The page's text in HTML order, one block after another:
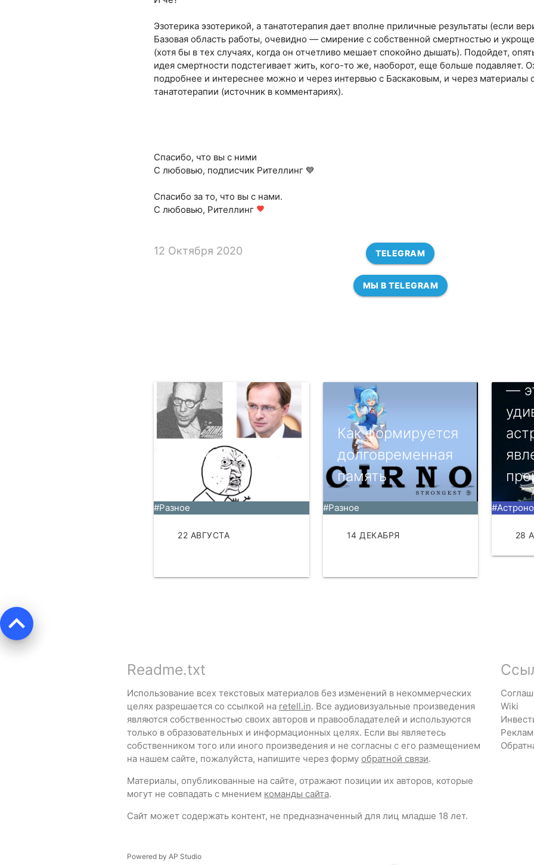
Эзотерика эзотерикой, а танатотерапия дает вполне приличные результаты (если
Базовая область работы, очевидно — смирение с собственной смертностью и
(хотя бы в тех случаях, когда он отчетливо мешает спокойно дышать). Подойдет,
идея смертности подстегивает жить, кого-то же, наоборот, еще больше подавляет.
подробнее и интереснее можно и через интервью с Баскаковым, и через материалы
танатотерапии (источник в комментариях).
Спасибо, что вы с ними
С любовью, подписчик Рителлинг 💙
Спасибо за то, что вы с нами.
С любовью, Рителлинг favorite
12 Октября 2020 TELEGRAM
МЫ В TELEGRAM
Кодекс комиксов
#Разное
22 АВГУСТА
Как формируется
долговременная
память
#Разное
14 ДЕКАБРЯ
—
28
keyboard_arrow_up
Readme.txt
Использование всех текстовых материалов без изменений в некоммерческих
целях разрешается со ссылкой на retell.in. Все аудиовизуальные произведения
являются собственностью своих авторов и правообладателей и используются
только в образовательных и информационных целях. Если вы являетесь
собственником того или иного произведения и не согласны с его размещением
на нашем сайте, пожалуйста, напишите через форму обратной связи.
Материалы, опубликованные на сайте, отражают позиции их авторов, которые
могут не совпадать с мнением команды сайта.
Сайт может содержать контент, не предназначенный для лиц младше 18 лет.
Wiki
Powered by AP Studio